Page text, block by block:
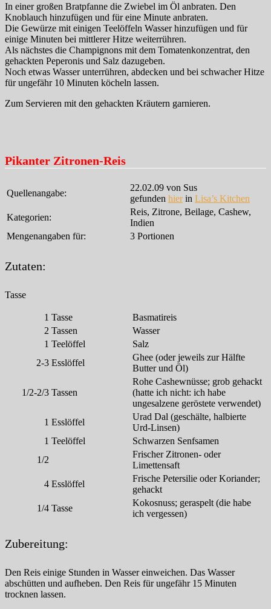
In einer großen Bratpfanne die Zwiebel im Öl anbraten. Den
Knoblauch hinzufügen und für eine Minute anbraten.
Die Gewürze mit einigen Teelöffeln Wasser hinzufügen und für
einige Minuten bei mittlerer Hitze weiterrühren.
Als nächstes die Champignons mit dem Tomatenkonzentrat, den
gehackten Peperonis und Salz dazugeben.
Noch etwas Wasser unterrühren, abdecken und bei schwacher Hitze
für ungefähr 10 Minuten köcheln lassen.
Zum Servieren mit den gehackten Kräutern garnieren.
Pikanter Zitronen-Reis
Quellenangabe:
22.02.09 von Sus
gefunden hierin Lisa’s Kitchen
Kategorien:
Reis, Zitrone, Beilage, Cashew,
Indien
Mengenangaben für:
3 Portionen
Zutaten:
Tasse
1 Tasse
Basmatireis
2 Tassen
Wasser
1 Teelöffel
Salz
2-3 Esslöffel
Ghee (oder jeweils zur Hälfte
Butter und Öl)
1/2-2/3 Tassen
Rohe Cashewnüsse; grob gehackt
(hatte ich nicht: ich habe
ungesalzene geröstete verwendet)
1 Esslöffel
Urad Dal (geschälte, halbierte
Urd-Linsen)
1 Teelöffel
Schwarzen Senfsamen
1/2
Frischer Zitronen- oder
Limettensaft
4 Esslöffel
Frische Petersilie oder Koriander;
gehackt
1/4 Tasse
Kokosnuss; geraspelt (die habe
ich vergessen)
Zubereitung:
Den Reis einige Stunden in Wasser einweichen. Das Wasser
abschütten und aufheben. Den Reis für ungefähr 15 Minuten
trocknen lassen.